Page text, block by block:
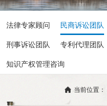
法律专家顾问 民商诉讼团队
刑事诉讼团队
专利代理团队
知识产权管理咨询
当前位置：